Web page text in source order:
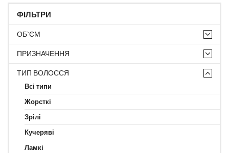
ФІЛЬТРИ
ОБ`ЄМ
ПРИЗНАЧЕННЯ
ТИП ВОЛОССЯ
Всі типи
Жорсткі
Зрілі
Кучеряві
Ламкі